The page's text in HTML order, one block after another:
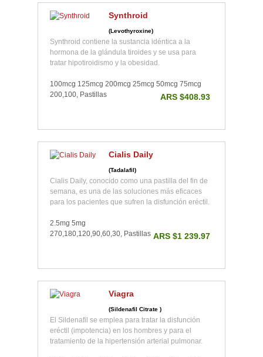
Synthroid
(Levothyroxine)
Synthroid contiene la sustancia idéntica a la
hormona de la glándula tiroides y se usa para
tratar hipotiroidismo y la obesidad.
100mcg 125mcg 200mcg 25mcg 50mcg 75mcg
200,100, Pastillas
ARS $408.93
Cialis Daily
(Tadalafil)
Cialis Daily, conocido como una pastilla del fin de
semana, es una de las soluciones más eficaces
para los pacientes que sufren la disfunción eréctil.
2.5mg 5mg
270,180,120,90,60,30, Pastillas ARS $1 239.97
Viagra
(Sildenafil Citrate )
El Sildenafil se emplea para tratar la disfunción
eréctil (impotencia) en los hombres y para el
tratamiento de la hipertensión arterial pulmonar.